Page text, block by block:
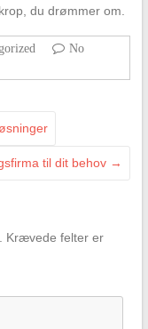
du drømmer om.
No
til dit behov →
Krævede felter er